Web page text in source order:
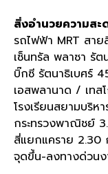
สิ่งอำนวยความสะ
รถไฟฟ้า MRT สา
เซ็นทรัล พลาซา รั
บิ๊กซี รัตนาธิเบศร์
เอสพลานาด / เทส
โรงเรียนสยามบริห
กระทรวงพาณิชย์
สี่แยกแคราย 2.30
จุดขึ้น-ลงทางด่วนง